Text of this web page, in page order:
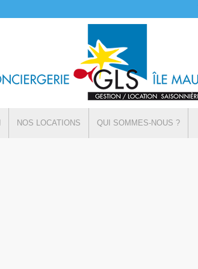
NOS LOCATIONS QUI SOMMES-NOUS ?